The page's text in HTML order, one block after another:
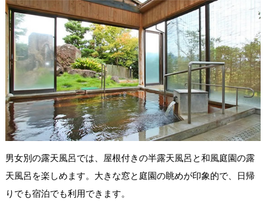
男女別の露天風呂では、屋根付きの半露天風呂と和風庭園の露
天風呂を楽しめます。大きな窓と庭園の眺めが印象的で、日帰
りでも宿泊でも利用できます。